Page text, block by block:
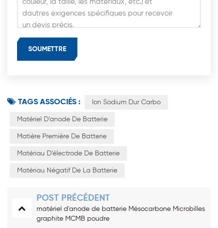
TAGS ASSOCIÉS : Ion Sodium Dur Carbo
Matériel D'anode De Batterie
Matière Première De Batterie
Matériau D'électrode De Batterie
Matériau Négatif De La Batterie
POST PRÉCÉDENT
matériel d'anode de batterie Mésocarbone Microbilles
graphite MCMB poudre